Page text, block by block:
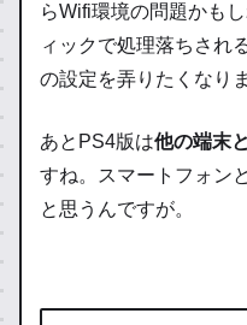
らWifi環境の問題かも
ィックで処理落ちされ
の設定を弄りたくなり
あとPS4版は他の端末
すね。スマートフォン
と思うんですが。